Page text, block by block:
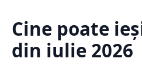
Cine poate
din iulie 2026